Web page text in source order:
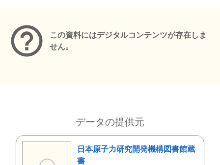
この資料にはデジタルコンテンツが存在しま
せん。
データの提供元
日本原子力研究開発機構図書館蔵
書